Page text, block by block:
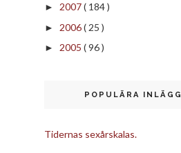
► 2007( 184 )
► 2006( 25 )
► 2005 ( 96 )
POPULÄRA INLÄGG
Tidernas sexårskalas.